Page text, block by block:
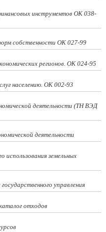
инструментов OK 038-
собственности ОК 027-99
регионов. ОК 024-95
населению. ОК 002-93
деятельности (ТН ВЭД
деятельности
использования земельных
управления
отходов